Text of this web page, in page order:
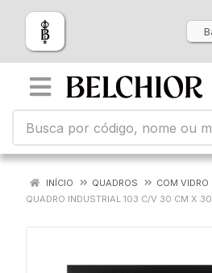
INÍCIO QUADROS
COM VIDRO
QUADRO INDUSTRIAL 103 C/V 30 CM X